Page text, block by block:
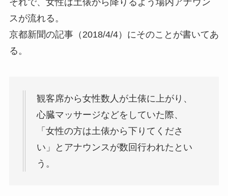
スが流れる。
京都新聞の記事（2018/4/4）にそのことが書いてあ
る。
観客席から女性数人が土俵に上がり、
心臓マッサージなどをしていた際、
「女性の方は土俵から下りてくださ
い」とアナウンスが数回行われたとい
う。